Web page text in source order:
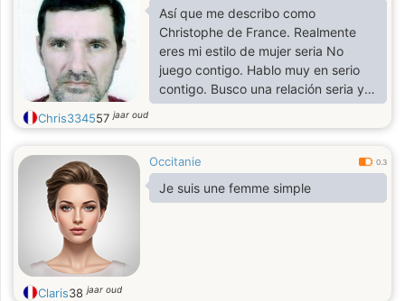
Así que me describo como
Christophe de France. Realmente
eres mi estilo de mujer seria No
juego contigo. Hablo muy en serio
contigo. Busco una relación seria y
duradera en el respeto mutuo sin
tabúes y transparencia y a ti. No
el color de la piel ni religión para el
amado. Soy un hombre sencillo y
muy educado, romántico, ingenuo
Chris334557jaar oud
Occitanie 0.3
Je suis une femme simple
Claris38jaar oud